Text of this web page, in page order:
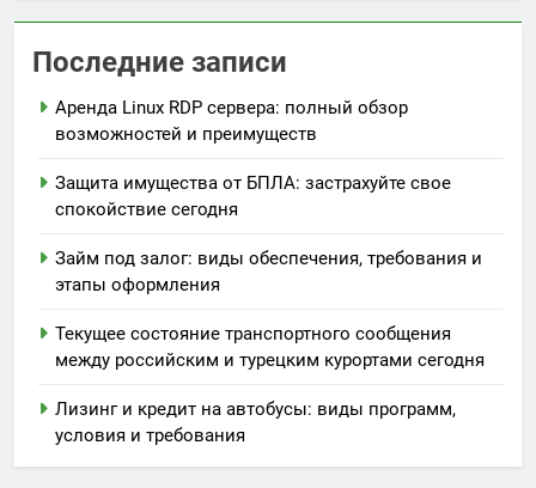
Последние записи
Аренда Linux RDP сервера: полный обзор
возможностей и преимуществ
Защита имущества от БПЛА: застрахуйте свое
спокойствие сегодня
Займ под залог: виды обеспечения, требования и
этапы оформления
Текущее состояние транспортного сообщения
между российским и турецким курортами сегодня
Лизинг и кредит на автобусы: виды программ,
условия и требования